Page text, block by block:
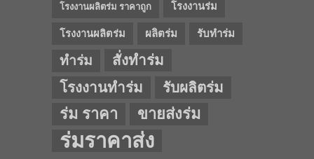
โรงงานผลิตร่ม ราคาถูก โรงงานร่ม
โรงงานผลิตร่ม ผลิตร่ม รับทำร่ม
ทำร่ม
สั่งทำร่ม
โรงงานทำร่ม
รับผลิตร่ม
ร่ม ราคา ขายส่งร่ม
ร่มราคาส่ง